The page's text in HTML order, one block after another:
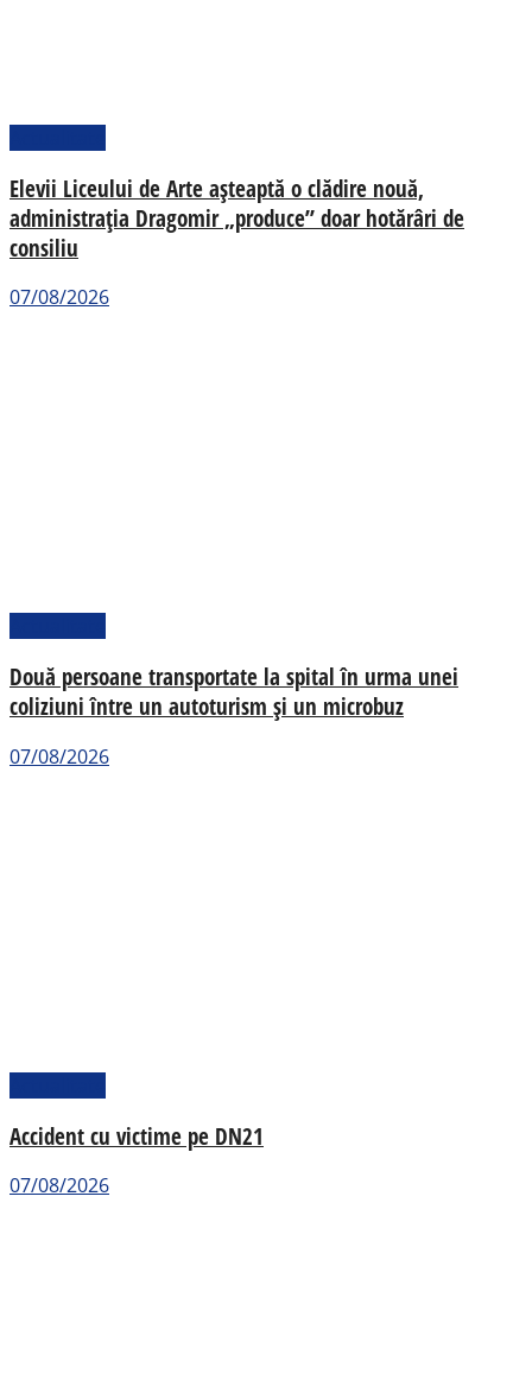
Elevii Liceului de Arte așteaptă o clădire nouă,
administrația Dragomir „produce” doar hotărâri de
consiliu
07/08/2026
Două persoane transportate la spital în urma unei
coliziuni între un autoturism și un microbuz
07/08/2026
Accident cu victime pe DN21
07/08/2026